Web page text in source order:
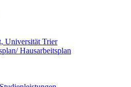
Universität Trier
Hausarbeitsplan